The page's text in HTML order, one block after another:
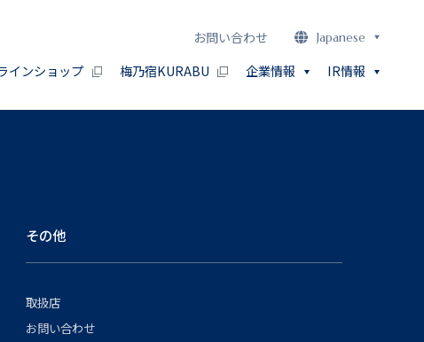
お問い合わせ Japanese
インショップ 梅乃宿KURABU 企業情報 IR情報
その他
取扱店
お問い合わせ